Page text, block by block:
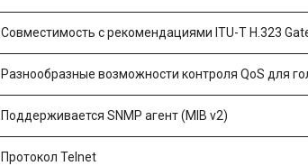
Совместимость с рекомендациями ITU-T H.323
Разнообразные возможности контроля QoS для
Поддерживается SNMP агент (MIB v2)
Протокол Telnet